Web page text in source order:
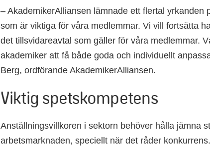
– AkademikerAlliansen lämnade ett flertal yrkanden
som är viktiga för våra medlemmar. Vi vill fortsätta
det tillsvidareavtal som gäller för våra medlemmar.
akademiker att få både goda och individuellt
Berg, ordförande AkademikerAlliansen.
Viktig spetskompetens
Anställningsvillkoren i sektorn behöver hålla jämna
arbetsmarknaden, speciellt när det råder